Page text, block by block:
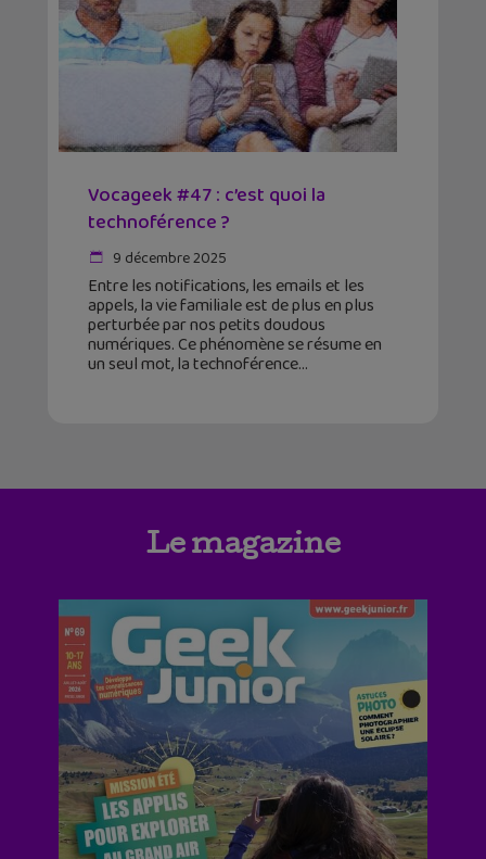
Vocageek #47 : c’est quoi la
technoférence ?
9 décembre 2025
Entre les notifications, les emails et les
appels, la vie familiale est de plus en plus
perturbée par nos petits doudous
numériques. Ce phénomène se résume en
un seul mot, la technoférence
Le magazine